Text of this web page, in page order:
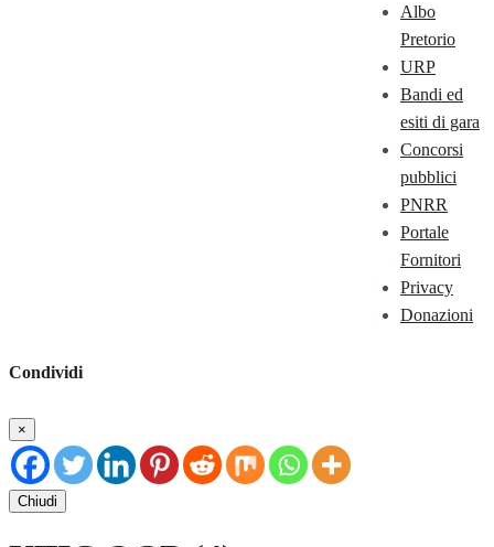
Albo
Pretorio
URP
Bandi ed
esiti di gara
Concorsi
pubblici
PNRR
Portale
Fornitori
Privacy
Donazioni
Condividi
×
Chiudi